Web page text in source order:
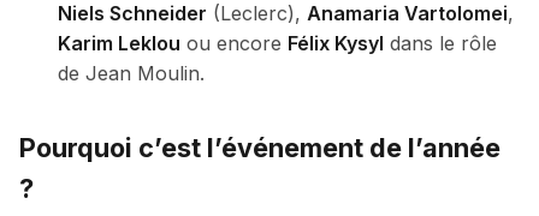
Niels Schneider (Leclerc), Anamaria Vartolomei,
Karim Leklou ou encore Félix Kysyl dans le rôle
de Jean Moulin.
Pourquoi c’est l’événement de l’année
?